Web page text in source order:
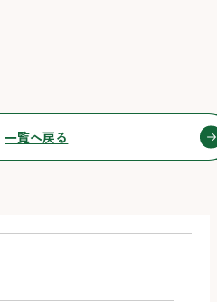
一覧へ戻る